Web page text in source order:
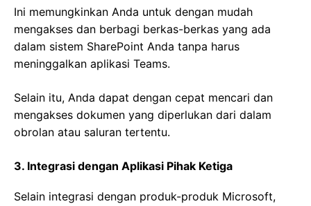
Ini memungkinkan Anda untuk dengan mudah
mengakses dan berbagi berkas-berkas yang ada
dalam sistem SharePoint Anda tanpa harus
meninggalkan aplikasi Teams.
Selain itu, Anda dapat dengan cepat mencari dan
mengakses dokumen yang diperlukan dari dalam
obrolan atau saluran tertentu.
3. Integrasi dengan Aplikasi Pihak Ketiga
Selain integrasi dengan produk-produk Microsoft,